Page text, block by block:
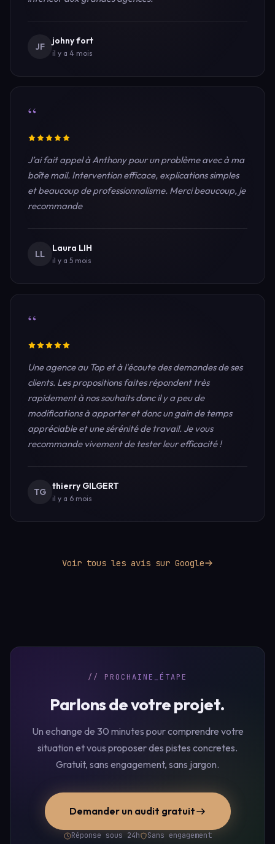
JF
johny fort
il y a 4 mois
“
J’ai fait appel à Anthony pour un problème avec à ma
boîte mail. Intervention efficace, explications simples
et beaucoup de professionnalisme. Merci beaucoup, je
recommande
LL
Laura LIH
il y a 5 mois
“
Une agence au Top et à l'écoute des demandes de ses
clients. Les propositions faites répondent très
rapidement à nos souhaits donc il y a peu de
modifications à apporter et donc un gain de temps
appréciable et une sérénité de travail. Je vous
recommande vivement de tester leur efficacité !
TG
thierry GILGERT
il y a 6 mois
Voir tous les avis sur Google
// PROCHAINE_ÉTAPE
Parlons de votre projet.
Un echange de 30 minutes pour comprendre votre
situation et vous proposer des pistes concretes.
Gratuit, sans engagement, sans jargon.
Demander un audit gratuit
Réponse sous 24h Sans engagement